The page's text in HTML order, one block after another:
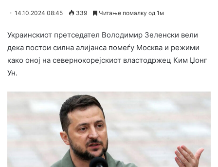
14.10.2024 08:45 339 Читање помалку од 1м
Украинскиот претседател Володимир Зеленски вели
дека постои силна алијанса помеѓу Москва и режими
како оној на севернокорејскиот властодржец Ким Џонг
Ун.